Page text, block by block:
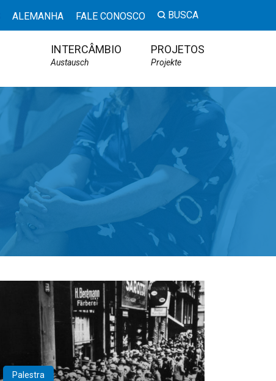
ALEMANHA FALE CONOSCO BUSCA
INTERCÂMBIO
Austausch
PROJETOS
Projekte
Palestra